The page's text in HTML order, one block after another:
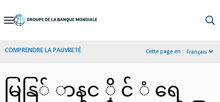
Skip
Navigation
COMPRENDRE LA PAUVRETÉ Cette page en : Français
မြနြ် ာနင ို င် ံ ရေ